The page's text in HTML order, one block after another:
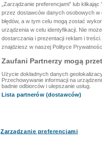
„Zarządzanie preferencjami” lub
przez dostawców danych osobowych w
błędów, a w tym celu mogą zostać
urządzenia w celu identyfikacji. Nie
dostarczania i prezentacji reklam i
znajdziesz w naszej Polityce
Zaufani Partnerzy mogą
Użycie dokładnych danych
Przechowywanie informacji na
badnie odbiorców i ulepszanie usług.
Lista partnerów (dostawców)
Zarządzanie preferencjami